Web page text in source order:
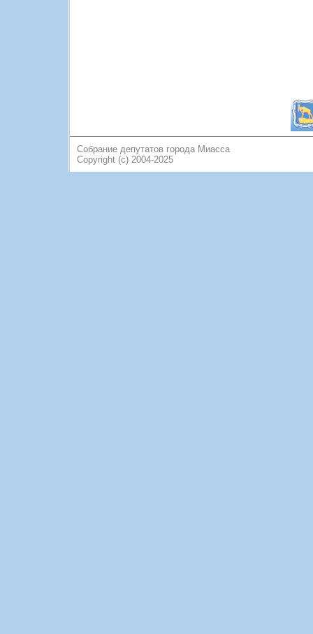
Собрание депутатов города Миасса
Copyright (c) 2004-2025